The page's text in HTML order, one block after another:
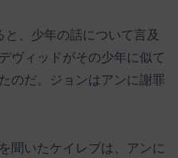
、少年の話について言及
ヴィッドがその少年に似て
のだ。ジョンはアンに謝罪
聞いたケイレブは、アンに